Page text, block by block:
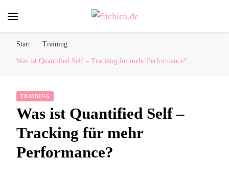
Start Training
Was ist Quantified Self – Tracking für mehr Performance?
TRAINING
Was ist Quantified Self –
Tracking für mehr
Performance?